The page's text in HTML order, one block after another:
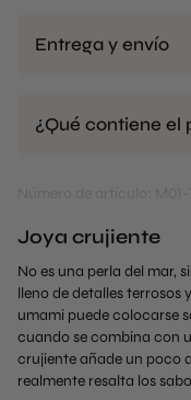
Entrega y envío
¿Qué contiene el
Joya crujiente
No es una perla del mar,
lleno de detalles terrosos
umami puede colocarse
cuando se combina con
crujiente añade un poco
realmente resalta los